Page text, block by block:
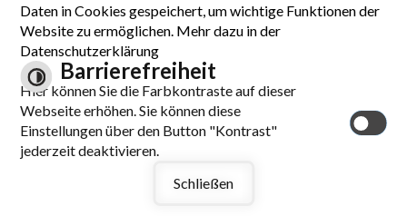
Daten in Cookies gespeichert, um wichtige Funktionen der
Website zu ermöglichen. Mehr dazu in der
Datenschutzerklärung
Barrierefreiheit
Hier können Sie die Farbkontraste auf dieser
Webseite erhöhen. Sie können diese
Einstellungen über den Button "Kontrast"
jederzeit deaktivieren.
Schließen